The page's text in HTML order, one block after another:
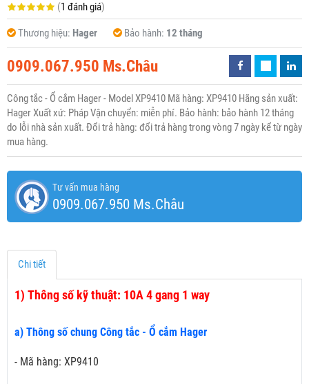
(1 đánh giá)
Thương hiệu: Hager Bảo hành: 12 tháng
0909.067.950 Ms.Châu
Công tắc - Ổ cắm Hager - Model XP9410 Mã hàng: XP9410 Hãng sản xuất:
Hager Xuất xứ: Pháp Vận chuyển: miễn phí. Bảo hành: bảo hành 12 tháng
do lỗi nhà sản xuất. Đổi trả hàng: đổi trả hàng trong vòng 7 ngày kể từ ngày
mua hàng.
Tư vấn mua hàng
0909.067.950 Ms.Châu
Chi tiết
1) Thông số kỹ thuật: 10A 4 gang 1 way
a) Thông số chung Công tắc - Ổ cắm Hager
- Mã hàng: XP9410